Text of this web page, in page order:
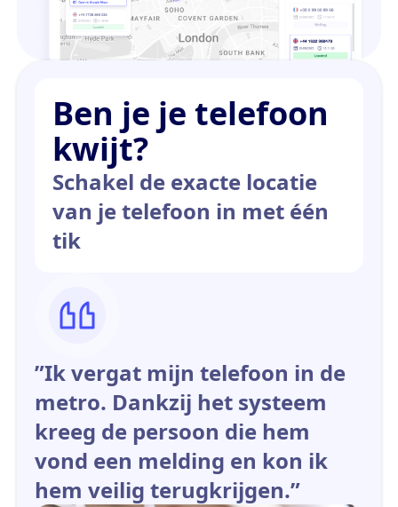
Ben je je telefoon
kwijt?
Schakel de exacte locatie
van je telefoon in met één
tik
”Ik vergat mijn telefoon in de
metro. Dankzij het systeem
kreeg de persoon die hem
vond een melding en kon ik
hem veilig terugkrijgen.”